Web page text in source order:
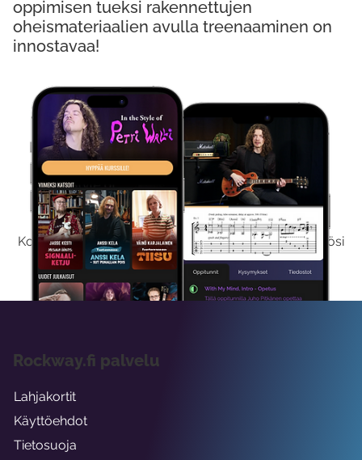
Kokeile Ilmaiseksi
Kokeilemalla ilmaiseksi saat koko sisältömme käyttöösi
viikon ajaksi.
oppimisen tueksi rakennettujen
oheismateriaalien avulla treenaaminen on
innostavaa!
Rockway.fi palvelu
Lahjakortit
Käyttöehdot
Tietosuoja